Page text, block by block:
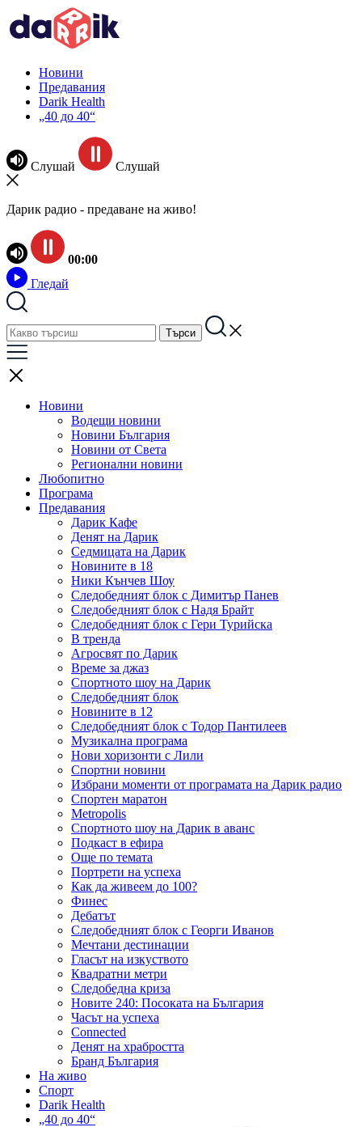
Новини
Предавания
Darik Health
„40 до 40“
Слушай Слушай
Дарик радио - предаване на живо!
00:00
Гледай
Новини
Водещи новини
Новини България
Новини от Света
Регионални новини
Любопитно
Програма
Предавания
Дарик Кафе
Денят на Дарик
Седмицата на Дарик
Новините в 18
Ники Кънчев Шоу
Следобедният блок с Димитър Панев
Следобедният блок с Надя Брайт
Следобедният блок с Гери Турийска
В тренда
Агросвят по Дарик
Време за джаз
Спортното шоу на Дарик
Следобедният блок
Новините в 12
Следобедният блок с Тодор Пантилеев
Музикална програма
Нови хоризонти с Лили
Спортни новини
Избрани моменти от програмата на Дарик радио
Спортен маратон
Metropolis
Спортното шоу на Дарик в аванс
Подкаст в ефира
Още по темата
Портрети на успеха
Как да живеем до 100?
Финес
Дебатът
Следобедният блок с Георги Иванов
Мечтани дестинации
Гласът на изкуството
Квадратни метри
Следобедна криза
Новите 240: Посоката на България
Часът на успеха
Connected
Денят на храбростта
Бранд България
На живо
Спорт
Darik Health
„40 до 40“